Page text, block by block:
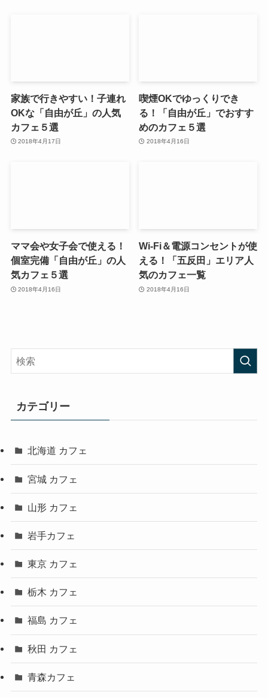
家族で行きやすい！子連れ
OKな「自由が丘」の人気
カフェ５選
2018年4月17日
喫煙OKでゆっくりでき
る！「自由が丘」でおすす
めのカフェ５選
2018年4月16日
ママ会や女子会で使える！
個室完備「自由が丘」の人
気カフェ５選
2018年4月16日
Wi-Fi＆電源コンセントが使
える！「五反田」エリア人
気のカフェ一覧
2018年4月16日
カテゴリー
北海道 カフェ
宮城 カフェ
山形 カフェ
岩手カフェ
東京 カフェ
栃木 カフェ
福島 カフェ
秋田 カフェ
青森カフェ